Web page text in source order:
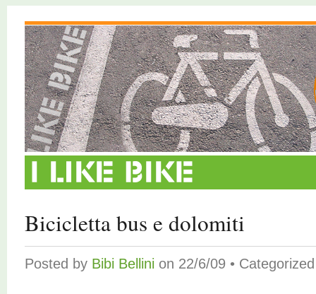
Bicicletta bus e dolomiti
Posted by Bibi Bellini on 22/6/09 •